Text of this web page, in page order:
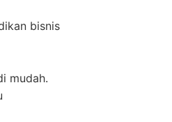
bisnis
mudah.